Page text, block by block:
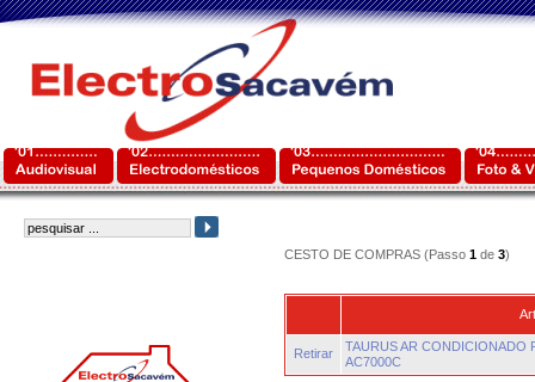
CESTO DE COMPRAS (Passo 1de 3)
Retirar
TAURUS AR CONDICIONADO
AC7000C